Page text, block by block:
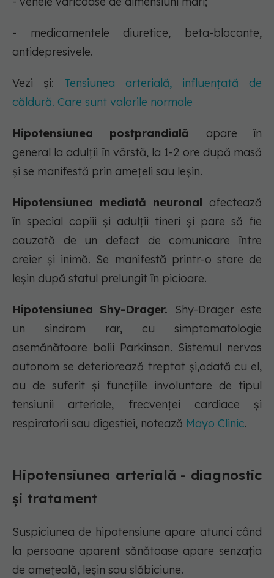
- medicamentele diuretice, beta-blocante,
antidepresivele.
Vezi și: Tensiunea arterială, influențată de
căldură. Care sunt valorile normale
Hipotensiunea postprandială apare în
general la adulții în vârstă, la 1-2 ore după masă
și se manifestă prin amețeli sau leșin.
Hipotensiunea mediată neuronal afectează
în special copiii și adulții tineri și pare să fie
cauzată de un defect de comunicare între
creier și inimă. Se manifestă printr-o stare de
leșin după statul prelungit în picioare.
Hipotensiunea Shy-Drager. Shy-Drager este
un sindrom rar, cu simptomatologie
asemănătoare bolii Parkinson. Sistemul nervos
autonom se deteriorează treptat și,odată cu el,
au de suferit și funcțiile involuntare de tipul
tensiunii arteriale, frecvenței cardiace și
respiratorii sau digestiei, notează Mayo Clinic.
Hipotensiunea arterială - diagnostic
și tratament
Suspiciunea de hipotensiune apare atunci când
la persoane aparent sănătoase apare senzația
de amețeală, leșin sau slăbiciune.